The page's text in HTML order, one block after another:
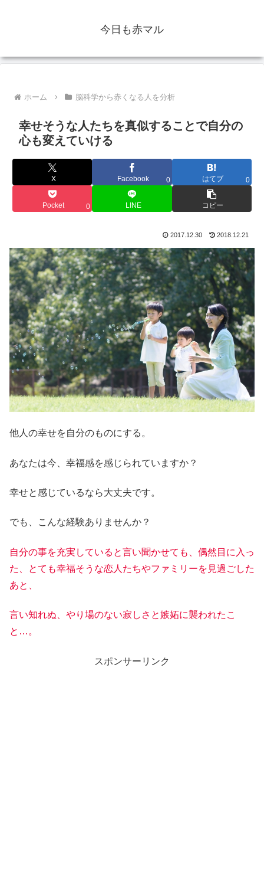
今日も赤マル
ホーム 脳科学から赤くなる人を分析
幸せそうな人たちを真似することで自分の
心も変えていける
X Facebook 0 はてブ 0
Pocket 0 LINE コピー
2017.12.30 2018.12.21
他人の幸せを自分のものにする。
あなたは今、幸福感を感じられていますか？
幸せと感じているなら大丈夫です。
でも、こんな経験ありませんか？
自分の事を充実していると言い聞かせても、偶然目に入っ
た、とても幸福そうな恋人たちやファミリーを見過ごした
あと、
言い知れぬ、やり場のない寂しさと嫉妬に襲われたこ
と…。
スポンサーリンク